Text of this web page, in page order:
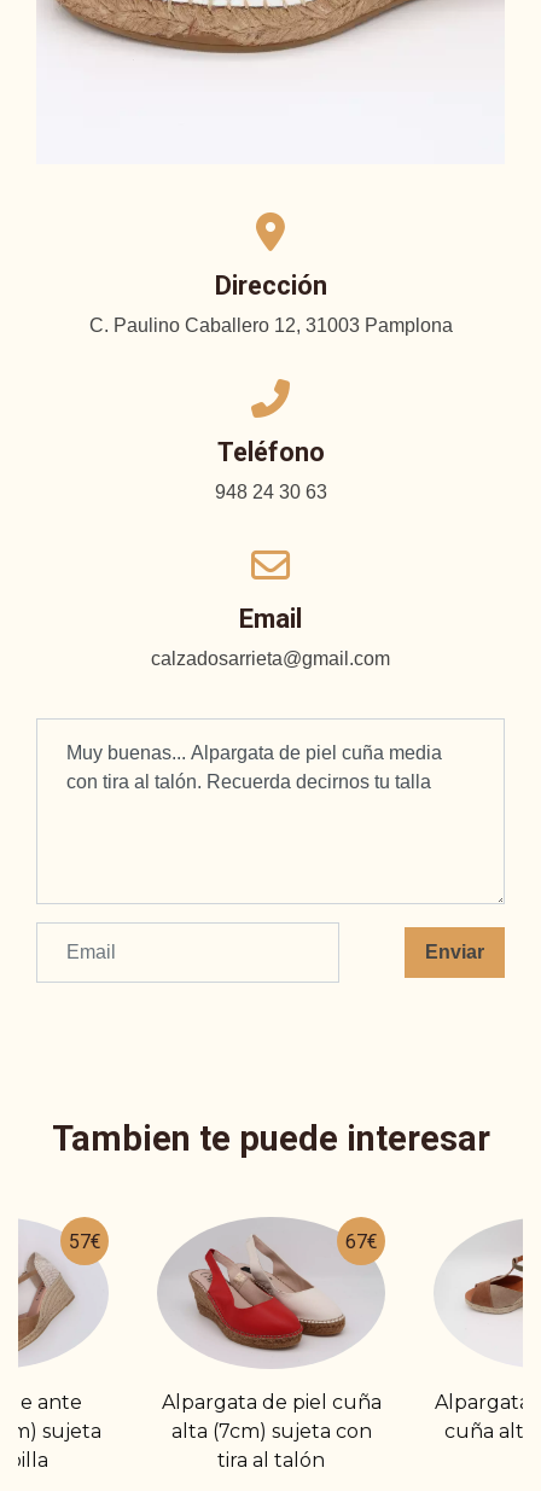
Dirección
C. Paulino Caballero 12, 31003 Pamplona
Teléfono
948 24 30 63
Email
calzadosarrieta@gmail.com
Enviar
Tambien te puede interesar
57€
de ante
sujeta
67€
Alpargata de piel cuña
alta (7cm) sujeta con
tira al talón
cuña alta